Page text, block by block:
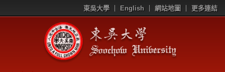
東吳大學 English 網站地圖 更多連結